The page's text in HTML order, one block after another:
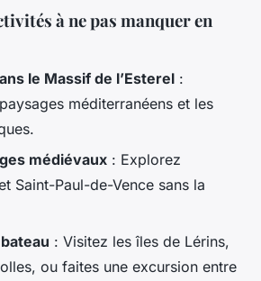
à ne pas manquer en
le Massif de l’Esterel :
méditerranéens et les
médiévaux : Explorez
Saint-Paul-de-Vence sans la
: Visitez les îles de Lérins,
ou faites une excursion entre